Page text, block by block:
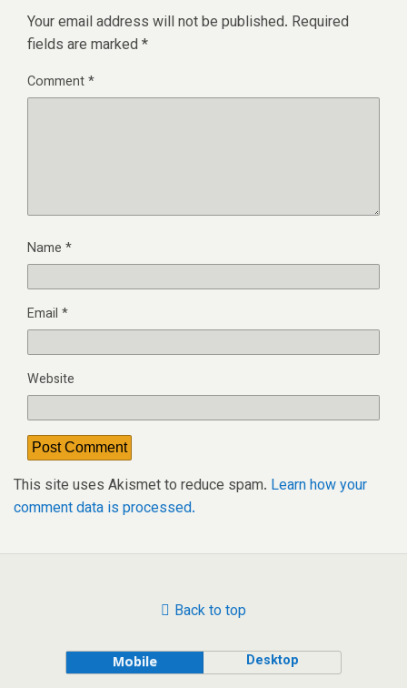
Your email address will not be published. Required
fields are marked *
Comment*
Name *
Email *
Website
This site uses Akismet to reduce spam. Learn how your
comment data is processed.
Back to top
Mobile Desktop